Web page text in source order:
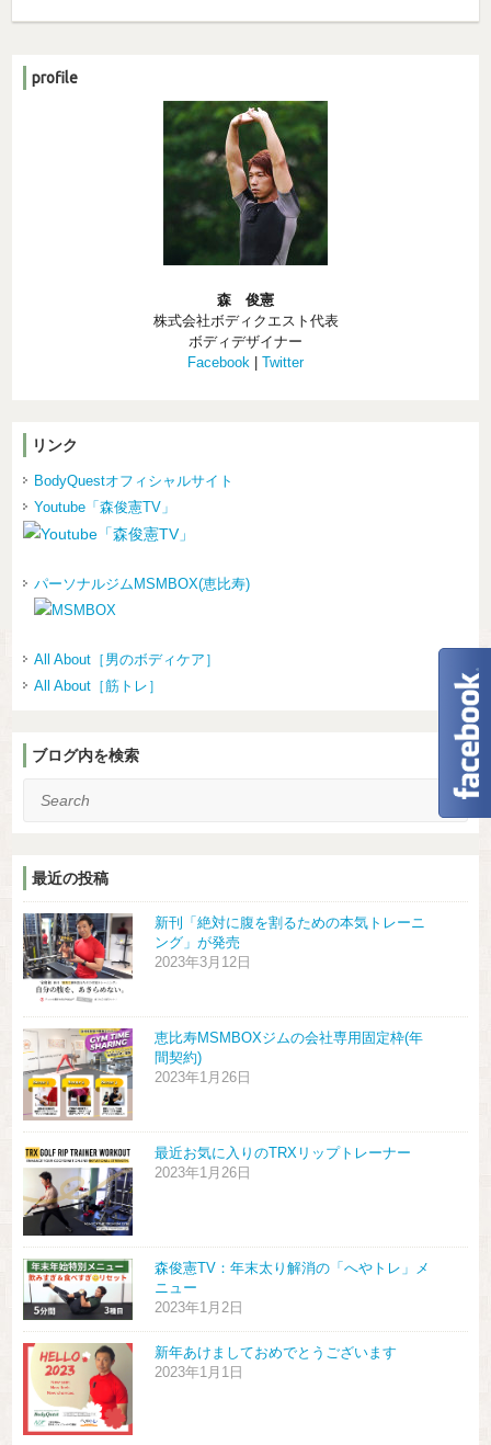
profile
森 俊憲
株式会社ボディクエスト代表
ボディデザイナー
Facebook | Twitter
リンク
BodyQuestオフィシャルサイト
Youtube「森俊憲TV」
パーソナルジムMSMBOX(恵比寿)
All About［男のボディケア］
All About［筋トレ］
ブログ内を検索
Search
最近の投稿
新刊「絶対に腹を割るための本気トレーニ
ング」が発売
2023年3月12日
恵比寿MSMBOXジムの会社専用固定枠(年
間契約)
2023年1月26日
最近お気に入りのTRXリップトレーナー
2023年1月26日
森俊憲TV：年末太り解消の「へやトレ」メ
ニュー
2023年1月2日
新年あけましておめでとうございます
2023年1月1日